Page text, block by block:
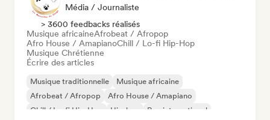
Média / Journaliste
> 3600 feedbacks réalisés
Musique africaineAfrobeat / Afropop
Afro House / AmapianoChill / Lo-fi Hip-Hop
Musique Chrétienne
Écrire des articles
Musique traditionnelle
Musique africaine
Afrobeat / Afropop
Afro House / Amapiano
Chill / Lo-fi Hip-Hop
Hip-hop Rap international